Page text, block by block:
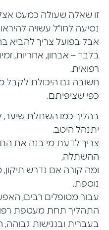
זו שאלה שעולה כמעט
נסיעה לחו"ל עשויה
אבל בפועל צריך להביא
בלבד – אבחון, אחריות,
רפואית.
חשובה גם היכולת
כפי שציפיתם.
בהליך כמו השתלת שיער,
יתנהל היטב.
צריך לדעת מי בנה את
ההשתלה,
ומה קורה אם נדרש תיקון,
נוספת.
עבור מטופלים רבים,
התהליך תחת מעטפת
בעברית ובנגישות גבוהה,